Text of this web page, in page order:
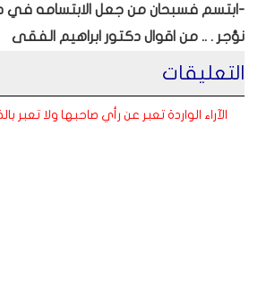
-ابتسم فسبحان من جعل الابتسامه في
نؤجر . .. من اقوال دكتور ابراهيم الفقى
التعليقات
الآراء الواردة تعبر عن رأي صاحبها ولا تعبر